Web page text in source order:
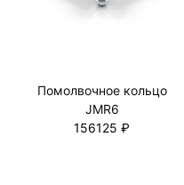
Помолвочное кольцо
JMR6
156125 ₽